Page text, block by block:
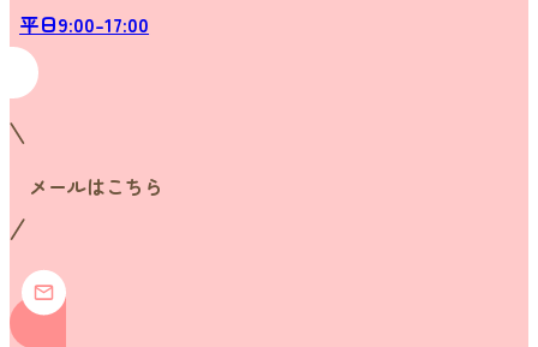
平日9:00-17:00
メールはこちら